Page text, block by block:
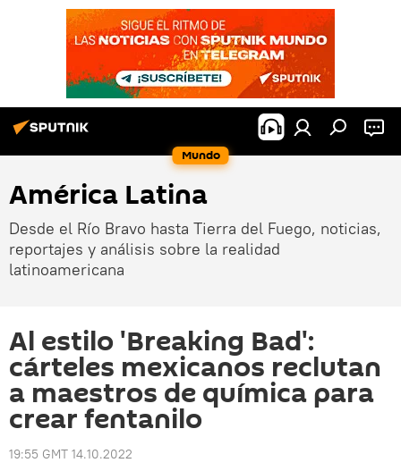
Mundo
América Latina
Desde el Río Bravo hasta Tierra del Fuego, noticias,
reportajes y análisis sobre la realidad
latinoamericana
Al estilo 'Breaking Bad':
cárteles mexicanos reclutan
a maestros de química para
crear fentanilo
19:55 GMT 14.10.2022